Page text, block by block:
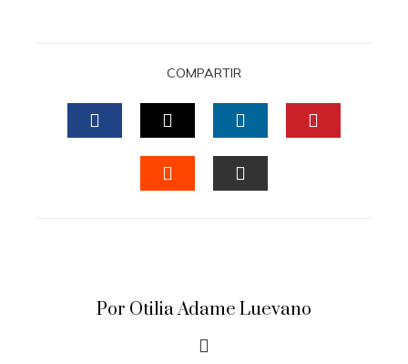
COMPARTIR
FACEBOOKTWITTERLINKEDIN
Por Otilia Adame Luevano